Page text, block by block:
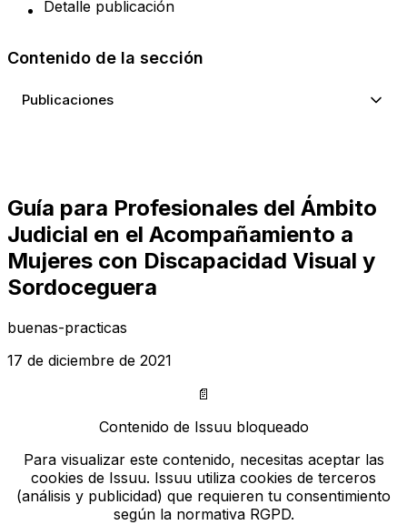
Detalle publicación
Contenido de la sección
Publicaciones
Guía para Profesionales del Ámbito
Judicial en el Acompañamiento a
Mujeres con Discapacidad Visual y
Sordoceguera
buenas-practicas
17 de diciembre de 2021
📄
Contenido de Issuu bloqueado
Para visualizar este contenido, necesitas aceptar las
cookies de Issuu. Issuu utiliza cookies de terceros
(análisis y publicidad) que requieren tu consentimiento
según la normativa RGPD.